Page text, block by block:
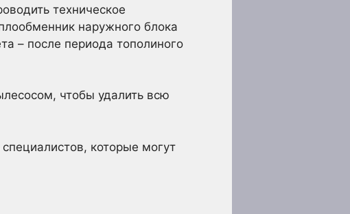
техническое
наружного блока
– после периода тополиного
чтобы удалить всю
которые могут